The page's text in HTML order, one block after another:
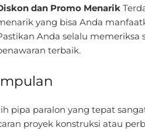
dan Promo Menarik
yang bisa Anda
Anda selalu
terbaik.
pipa paralon yang tepat
proyek konstruksi atau